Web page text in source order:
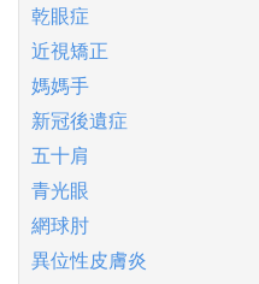
乾眼症
近視矯正
媽媽手
新冠後遺症
五十肩
青光眼
網球肘
異位性皮膚炎